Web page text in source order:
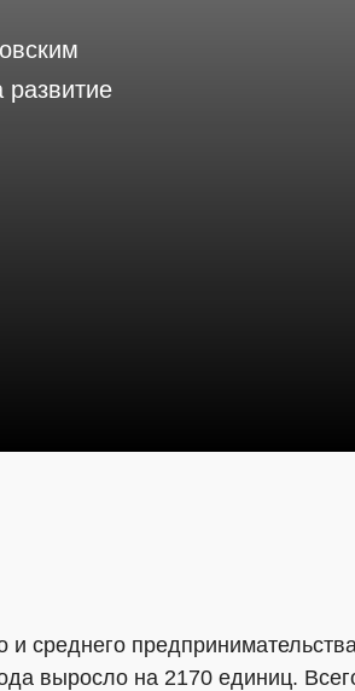
развитие
и среднего
выросло на 2170 единиц.